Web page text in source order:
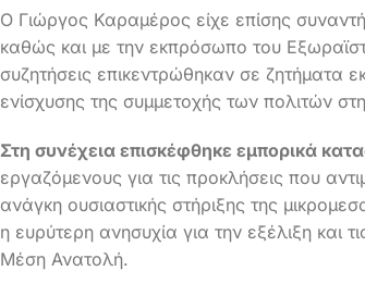
Ο Γιώργος Καραμέρος είχε επίσης
καθώς και με την εκπρόσωπο του
συζητήσεις επικεντρώθηκαν σε ζητήματα
ενίσχυσης της συμμετοχής των πολιτών
Στη συνέχεια επισκέφθηκε εμπορικά
εργαζόμενους για τις προκλήσεις που
ανάγκη ουσιαστικής στήριξης της
η ευρύτερη ανησυχία για την εξέλιξη και
Μέση Ανατολή.